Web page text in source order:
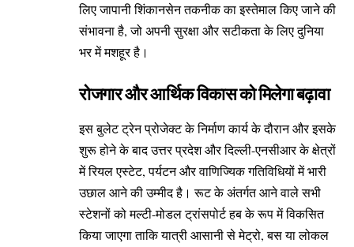
लिए जापानी शिंकानसेन तकनीक का इस्तेमाल किए जाने की
संभावना है, जो अपनी सुरक्षा और सटीकता के लिए दुनिया
भर में मशहूर है।
रोजगार और आर्थिक विकास को मिलेगा बढ़ावा
इस बुलेट ट्रेन प्रोजेक्ट के निर्माण कार्य के दौरान और इसके
शुरू होने के बाद उत्तर प्रदेश और दिल्ली-एनसीआर के क्षेत्रों
में रियल एस्टेट, पर्यटन और वाणिज्यिक गतिविधियों में भारी
उछाल आने की उम्मीद है। रूट के अंतर्गत आने वाले सभी
स्टेशनों को मल्टी-मोडल ट्रांसपोर्ट हब के रूप में विकसित
किया जाएगा ताकि यात्री आसानी से मेट्रो, बस या लोकल